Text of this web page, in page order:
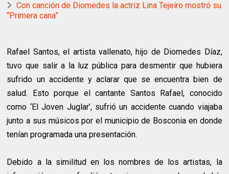
Con canción de Diomedes la actriz Lina Tejeiro mostró su
“Primera cana”
Rafael Santos, el artista vallenato, hijo de Diomedes Díaz,
tuvo que salir a la luz pública para desmentir que hubiera
sufrido un accidente y aclarar que se encuentra bien de
salud. Esto porque el cantante Santos Rafael, conocido
como ‘El Joven Juglar’, sufrió un accidente cuando viajaba
junto a sus músicos por el municipio de Bosconia en donde
tenían programada una presentación.
Debido a la similitud en los nombres de los artistas, la